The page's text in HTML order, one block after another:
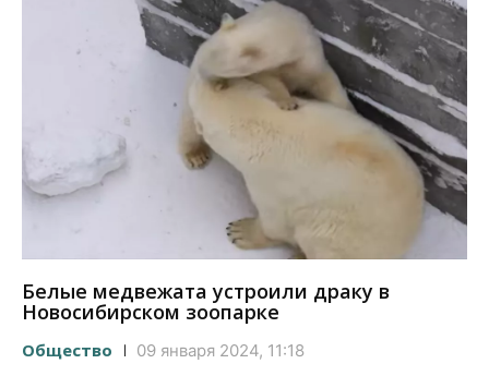
Белые медвежата устроили драку в
Новосибирском зоопарке
Общество 09 января 2024, 11:18